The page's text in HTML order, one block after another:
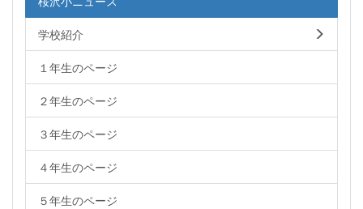
学校紹介
１年生のページ
２年生のページ
３年生のページ
４年生のページ
５年生のページ